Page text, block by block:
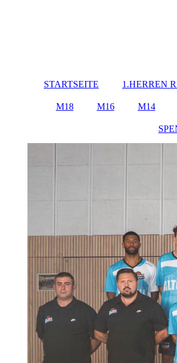
STARTSEITE 1.HERREN
M18 M16 M14